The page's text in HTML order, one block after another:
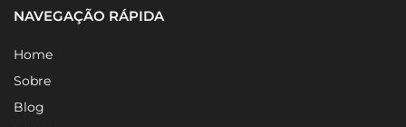
NAVEGAÇÃO RÁPIDA
Home
Sobre
Blog